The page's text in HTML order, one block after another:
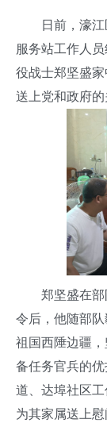
日前，濠江
服务站工作人
役战士郑坚盛
送上党和政府的
郑坚盛在部队
令后，他随部
祖国西陲边疆
备任务官兵的
道、达埠社区
为其家属送上